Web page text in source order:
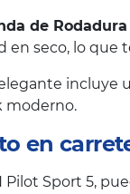
de
en seco, lo que
incluye
moderno.
en
Pilot Sport 5,